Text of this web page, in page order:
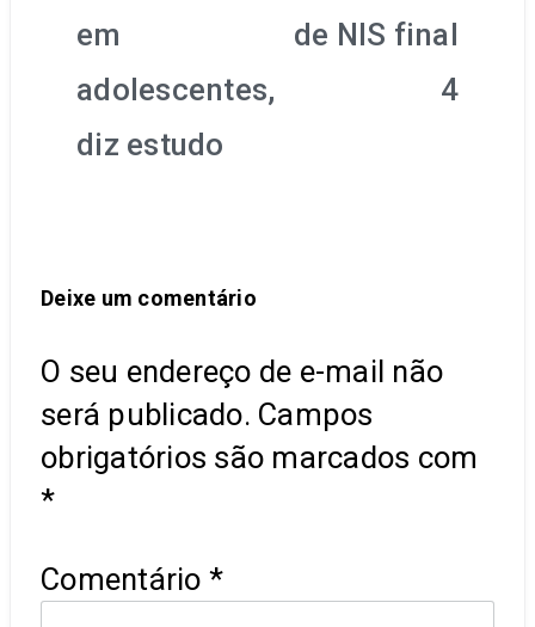
em
adolescentes,
diz estudo
de NIS final
4
Deixe um comentário
O seu endereço de e-mail não
será publicado. Campos
obrigatórios são marcados com
*
Comentário *